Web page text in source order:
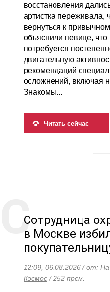
восстановления
артистка переживала,
вернуться к
объяснили певице,
потребуется
двигательную
рекомендаций
осложнений, включая
Знакомы...
Читать сейчас
Сотрудница
в Москве
12:09, 06.08.2026 / от:
Космос / 252 прсм.